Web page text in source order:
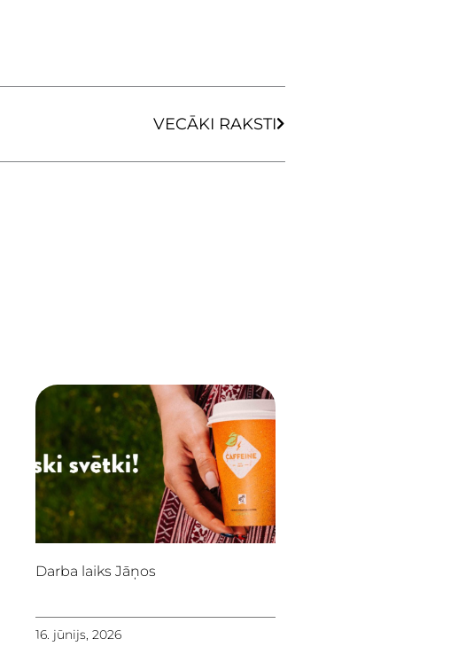
VECĀKI RAKSTI
Darba laiks Jāņos
16. jūnijs, 2026